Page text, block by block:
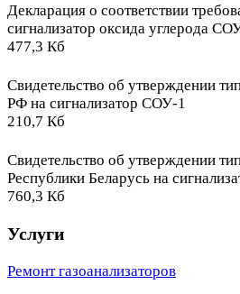
Декларация о соответствии
сигнализатор оксида углерода
477,3 Кб
Свидетельство об утверждении
РФ на сигнализатор СОУ-1
210,7 Кб
Свидетельство об утверждении
Республики Беларусь на
760,3 Кб
Услуги
Ремонт газоанализаторов